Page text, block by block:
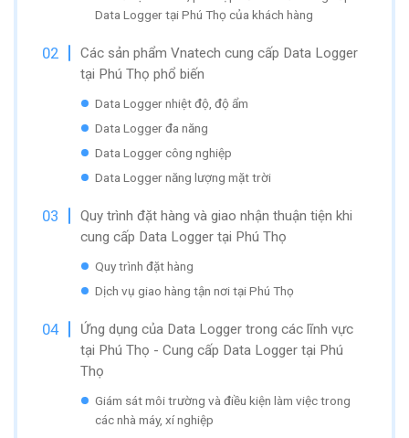
Data Logger tại Phú Thọ của khách hàng
Các sản phẩm Vnatech cung cấp Data Logger
tại Phú Thọ phổ biến
Data Logger nhiệt độ, độ ẩm
Data Logger đa năng
Data Logger công nghiệp
Data Logger năng lượng mặt trời
Quy trình đặt hàng và giao nhận thuận tiện khi
cung cấp Data Logger tại Phú Thọ
Quy trình đặt hàng
Dịch vụ giao hàng tận nơi tại Phú Thọ
Ứng dụng của Data Logger trong các lĩnh vực
tại Phú Thọ - Cung cấp Data Logger tại Phú
Thọ
Giám sát môi trường và điều kiện làm việc trong
các nhà máy, xí nghiệp